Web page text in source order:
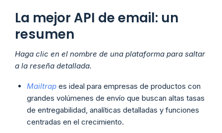
La mejor API de email: un
resumen
Haga clic en el nombre de una plataforma para saltar
a la reseña detallada.
Mailtrap es ideal para empresas de productos con
grandes volúmenes de envío que buscan altas tasas
de entregabilidad, analíticas detalladas y funciones
centradas en el crecimiento.